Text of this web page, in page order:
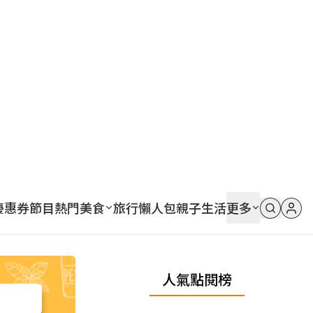
惠券節目熱門美食 旅行懶人包親子生活更多
人氣點閱榜